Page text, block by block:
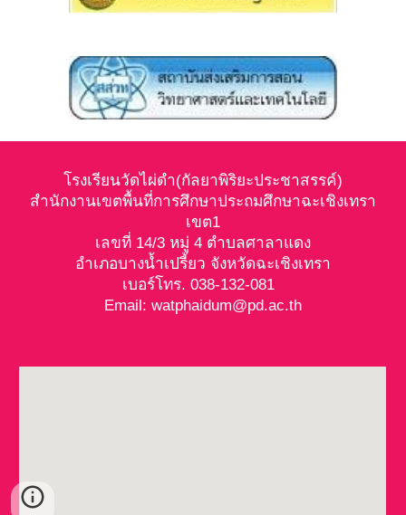
โรงเรียนวัดไผ่ดำ(กัลยาพิริยะประชาสรรค์)
สำนักงานเขตพื้นที่การศึกษาประถมศึกษาฉะเชิงเทรา
เขต1
เลขที่ 14/3 หมู่ 4 ตำบลศาลาแดง
อำเภอบางน้ำเปรี้ยว จังหวัดฉะเชิงเทรา
เบอร์โทร. 038-132-081
Email: watphaidum@pd.ac.th